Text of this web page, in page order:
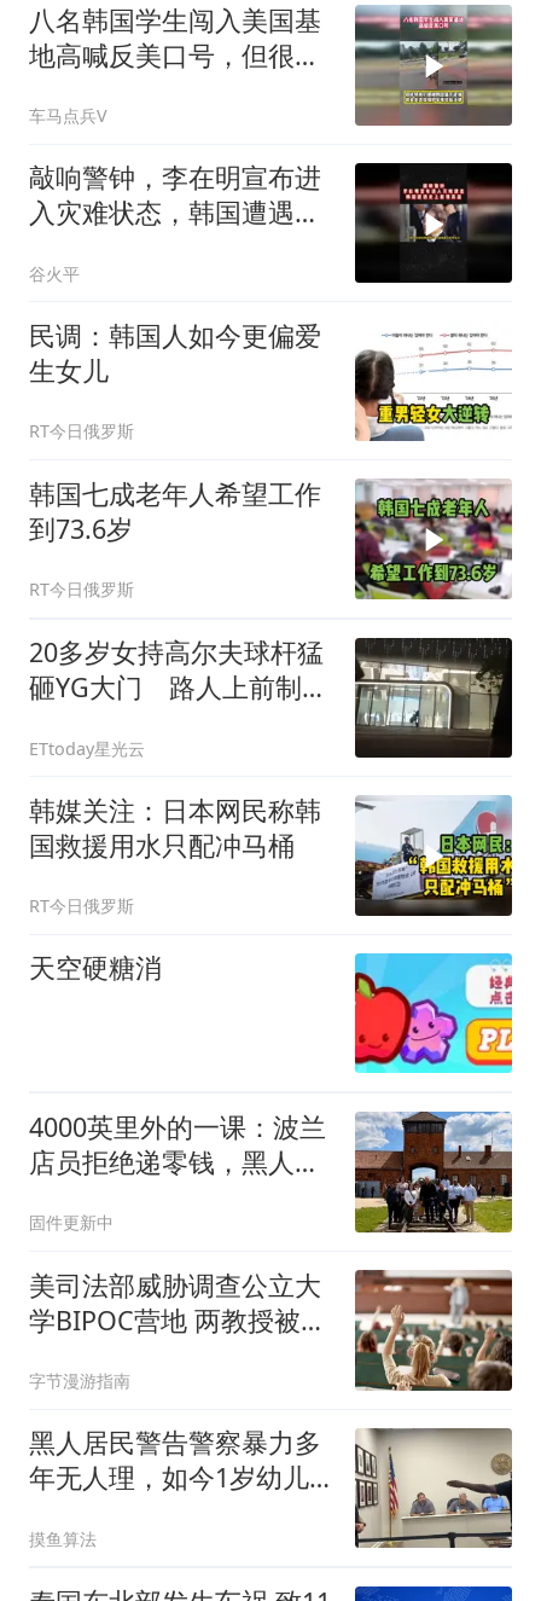
八名韩国学生闯入美国基
地高喊反美口号，但很快
车马点兵V
敲响警钟，李在明宣布进
入灾难状态，韩国遭遇史
谷火平
民调：韩国人如今更偏爱
生女儿
RT今日俄罗斯
韩国七成老年人希望工作
到73.6岁
RT今日俄罗斯
20多岁女持高尔夫球杆猛
砸YG大门 路人上前制
ETtoday星光云
韩媒关注：日本网民称韩
国救援用水只配冲马桶
RT今日俄罗斯
天空硬糖消
4000英里外的一课：波兰
店员拒绝递零钱，黑人与
固件更新中
美司法部威胁调查公立大
学BIPOC营地 两教授被指
字节漫游指南
黑人居民警告警察暴力多
年无人理，如今1岁幼儿
摸鱼算法